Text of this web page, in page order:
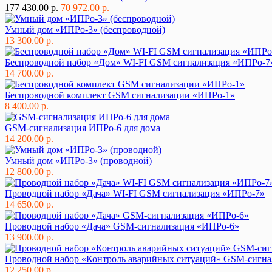
177 430.00 р. 70 972.00 р.
Умный дом «ИПРо-3» (беспроводной)
13 300.00 р.
Беспроводной набор «Дом» WI-FI GSM сигнализация «ИПРо-
14 700.00 р.
Беспроводной комплект GSM сигнализации «ИПРо-1»
8 400.00 р.
GSM-сигнализация ИПРо-6 для дома
14 200.00 р.
Умный дом «ИПРо-3» (проводной)
12 800.00 р.
Проводной набор «Дача» WI-FI GSM сигнализация «ИПРо-7»
14 650.00 р.
Проводной набор «Дача» GSM-сигнализация «ИПРо-6»
13 900.00 р.
Проводной набор «Контроль аварийных ситуаций» GSM-
12 250.00 р.